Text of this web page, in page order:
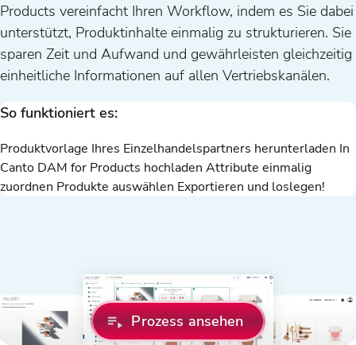
Products vereinfacht Ihren Workflow, indem es Sie dabei
unterstützt, Produktinhalte einmalig zu strukturieren. Sie
sparen Zeit und Aufwand und gewährleisten gleichzeitig
einheitliche Informationen auf allen Vertriebskanälen.
So funktioniert es:
Produktvorlage Ihres Einzelhandelspartners herunterladen In
Canto DAM for Products hochladen Attribute einmalig
zuordnen Produkte auswählen Exportieren und loslegen!
Prozess ansehen